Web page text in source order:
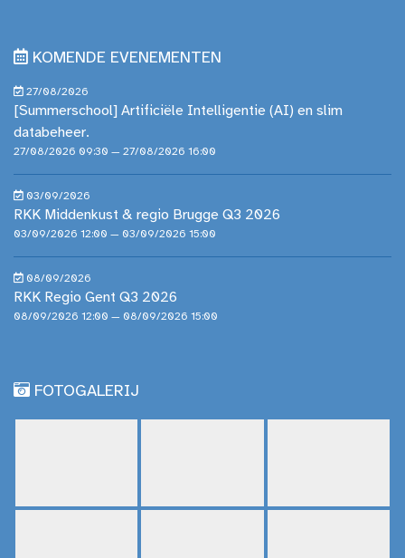
KOMENDE EVENEMENTEN
27/08/2026
[Summerschool] Artificiële Intelligentie (AI) en slim
databeheer.
27/08/2026 09:30 — 27/08/2026 16:00
03/09/2026
RKK Middenkust & regio Brugge Q3 2026
03/09/2026 12:00 — 03/09/2026 15:00
08/09/2026
RKK Regio Gent Q3 2026
08/09/2026 12:00 — 08/09/2026 15:00
FOTOGALERIJ